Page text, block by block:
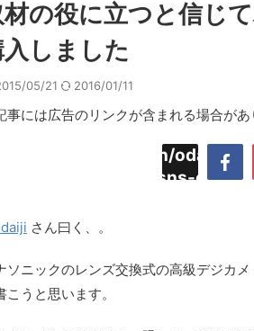
の役に立つと信じ
入しました
05/21 2016/01/11
事には広告のリンクが含まれる場合が
/home/daimyoojin/
content/plugins/sns-
さん曰く、。
ソニックのレンズ交換式の高級デジカメ
こうと思います。